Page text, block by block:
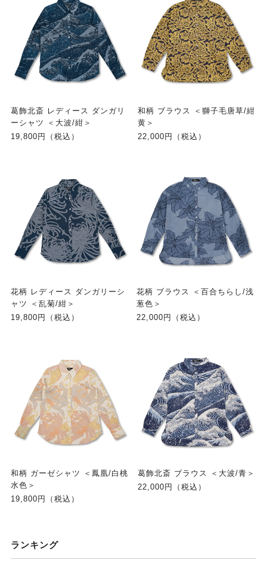
葛飾北斎 レディース ダンガリ
ーシャツ ＜大波/紺＞
19,800円（税込）
和柄 ブラウス ＜獅子毛唐草/紺
黄＞
22,000円（税込）
花柄 レディース ダンガリーシ
ャツ ＜乱菊/紺＞
19,800円（税込）
花柄 ブラウス ＜百合ちらし/浅
葱色＞
22,000円（税込）
和柄 ガーゼシャツ ＜鳳凰/白桃
水色＞
19,800円（税込）
葛飾北斎 ブラウス ＜大波/青＞
22,000円（税込）
ランキング